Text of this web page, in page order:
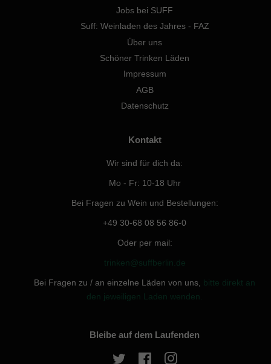
Jobs bei SUFF
Suff: Weinladen des Jahres - FAZ
Über uns
Schöner Trinken Läden
Impressum
AGB
Datenschutz
Kontakt
Wir sind für dich da:
Mo - Fr: 10-18 Uhr
Bei Fragen zu Wein und Bestellungen:
+49 30-68 08 56 86-0
Oder per mail:
trinken@suffberlin.de
Bei Fragen zu / an einzelne Läden von uns, bitte direkt an
den jeweiligen Laden wenden.
Bleibe auf dem Laufenden
Twitter Facebook